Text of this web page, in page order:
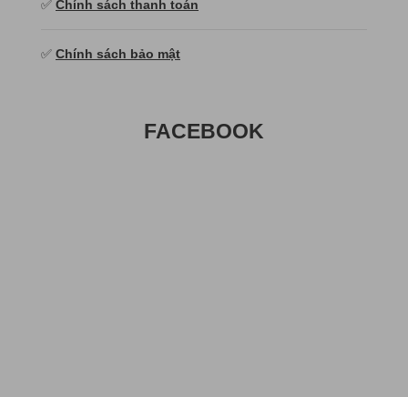
✅ Chính sách thanh toán
✅ Chính sách bảo mật
FACEBOOK